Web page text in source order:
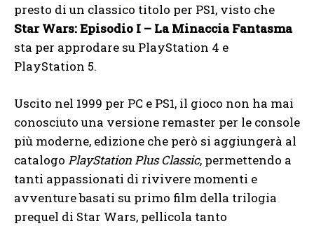
presto di un classico titolo per PS1, visto che
Star Wars: Episodio I – La Minaccia Fantasma
sta per approdare su PlayStation 4 e
PlayStation 5.
Uscito nel 1999 per PC e PS1, il gioco non ha mai
conosciuto una versione remaster per le console
più moderne, edizione che però si aggiungerà al
catalogo PlayStation Plus Classic, permettendo a
tanti appassionati di rivivere momenti e
avventure basati su primo film della trilogia
prequel di Star Wars, pellicola tanto